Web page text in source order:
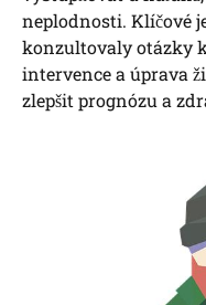
neplodnosti. Klíčové
konzultovaly otázky
intervence a úprava
zlepšit prognózu a